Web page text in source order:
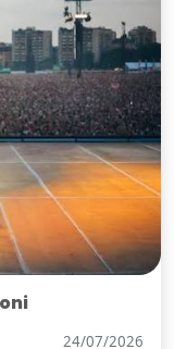
24/07/2026